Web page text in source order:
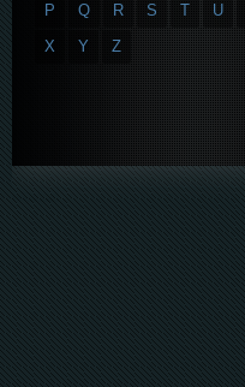
P
Q R S T U
X
Y Z